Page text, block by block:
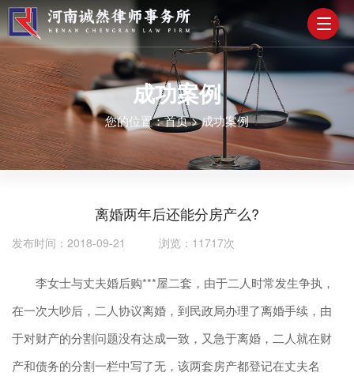
成功案例
您的位置：首页>成功案例
离婚两年后还能分房产么?
发布时间：2018-09-21 浏览：11717次
李女士与丈夫婚后购***屋二套，由于二人时常发生争执，
在一次大吵后，二人协议离婚，到民政局办理了离婚手续，由
于对财产的分割问题没有达成一致，又急于离婚，二人就在财
产和债务的分割一栏中写了无，该两套房产都登记在丈夫名